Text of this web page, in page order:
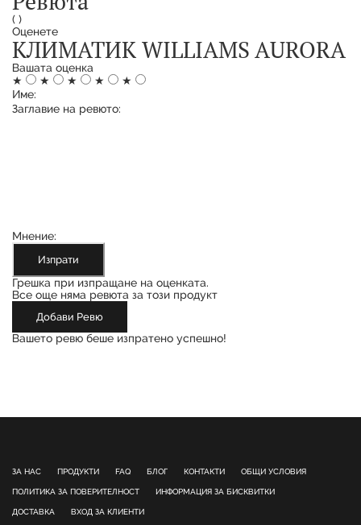
( )
Оценете
КЛИМАТИК WILLIAMS AURORA
Вашата оценка
★
★ ★ ★
★
Име:
Заглавие на ревюто:
Мнение:
Изпрати
Грешка при изпращане на оценката.
Все още няма ревюта за този продукт
Добави Ревю
Вашето ревю беше изпратено успешно!
ЗА НАС ПРОДУКТИ FAQ БЛОГ КОНТАКТИ ОБЩИ УСЛОВИЯ
ПОЛИТИКА ЗА ПОВЕРИТЕЛНОСТ ИНФОРМАЦИЯ ЗА БИСКВИТКИ
ДОСТАВКА ВХОД ЗА КЛИЕНТИ